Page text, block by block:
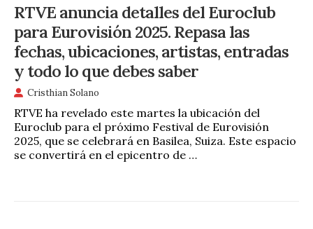
RTVE anuncia detalles del Euroclub
para Eurovisión 2025. Repasa las
fechas, ubicaciones, artistas, entradas
y todo lo que debes saber
Cristhian Solano
RTVE ha revelado este martes la ubicación del
Euroclub para el próximo Festival de Eurovisión
2025, que se celebrará en Basilea, Suiza. Este espacio
se convertirá en el epicentro de …